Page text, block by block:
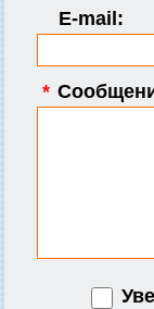
E-mail:
*